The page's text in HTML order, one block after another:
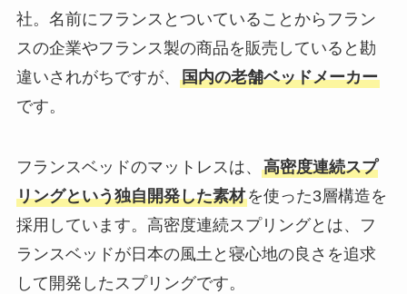
社。名前にフランスとついていることからフラン
スの企業やフランス製の商品を販売していると勘
違いされがちですが、 国内の老舗ベッドメーカー
です。
フランスベッドのマットレスは、 高密度連続スプ
リングという独自開発した素材を使った3層構造を
採用しています。高密度連続スプリングとは、フ
ランスベッドが日本の風土と寝心地の良さを追求
して開発したスプリングです。